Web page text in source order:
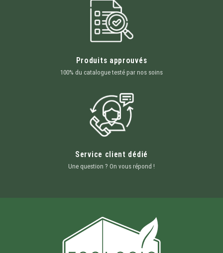
Produits approuvés
100% du catalogue testé par nos soins
Service client dédié
Une question ? On vous répond !